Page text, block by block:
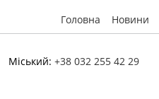
Головна Новини
Міський: +38 032 255 42 29